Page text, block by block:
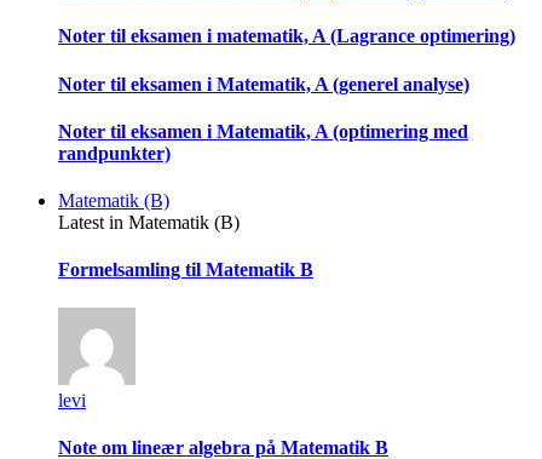
Noter til eksamen i matematik, A (Lagrance optimering)
Noter til eksamen i Matematik, A (generel analyse)
Noter til eksamen i Matematik, A (optimering med
randpunkter)
Matematik (B)
Latest in Matematik (B)
Formelsamling til Matematik B
levi
Note om lineær algebra på Matematik B